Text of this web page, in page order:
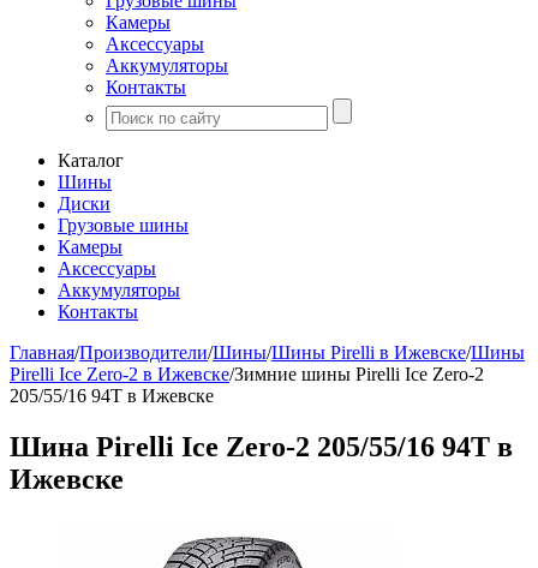
Камеры
Аксессуары
Аккумуляторы
Контакты
Каталог
Шины
Диски
Грузовые шины
Камеры
Аксессуары
Аккумуляторы
Контакты
Главная/Производители/Шины/Шины Pirelli в Ижевске/Шины
Pirelli Ice Zero-2 в Ижевске/Зимние шины Pirelli Ice Zero-2
205/55/16 94T в Ижевске
Шина Pirelli Ice Zero-2 205/55/16 94T в
Ижевске